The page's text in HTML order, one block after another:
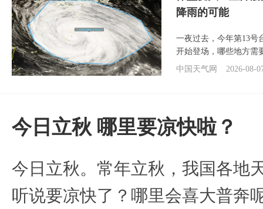
降雨的可能
一夜过去，今年第13号
开始登场，哪些地方需
中国天气网
2026-08-
今日立秋 哪里要凉快啦？
今日立秋。常年立秋，我国各地
听说要凉快了？哪里会喜大普奔